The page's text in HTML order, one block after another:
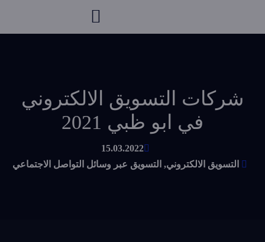
شركات التسويق الالكتروني
في ابو ظبي 2021
15.03.2022
التسويق الالكتروني, التسويق عبر وسائل التواصل الاجتماعي